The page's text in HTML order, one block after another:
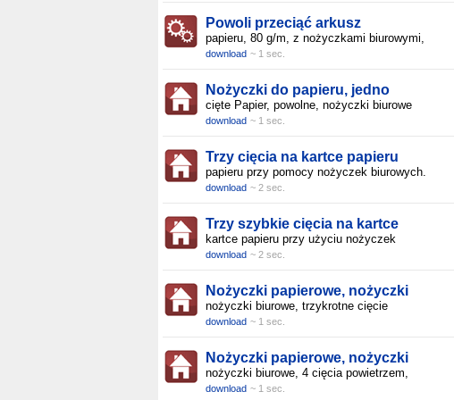
Powoli przeciąć arkusz
papieru, 80 g/m, z nożyczkami biurowymi,
download ~ 1 sec.
Nożyczki do papieru, jedno
cięte Papier, powolne, nożyczki biurowe
download ~ 1 sec.
Trzy cięcia na kartce papieru
papieru przy pomocy nożyczek biurowych.
download ~ 2 sec.
Trzy szybkie cięcia na kartce
kartce papieru przy użyciu nożyczek
download ~ 2 sec.
Nożyczki papierowe, nożyczki
nożyczki biurowe, trzykrotne cięcie
download ~ 1 sec.
Nożyczki papierowe, nożyczki
nożyczki biurowe, 4 cięcia powietrzem,
download ~ 1 sec.